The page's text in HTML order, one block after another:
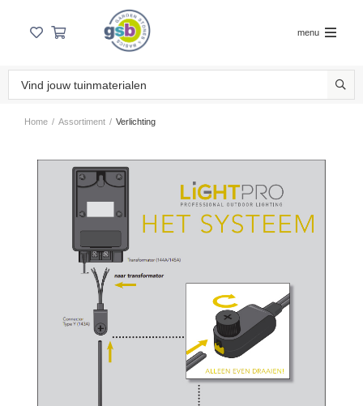
menu
Home / Assortiment / Verlichting